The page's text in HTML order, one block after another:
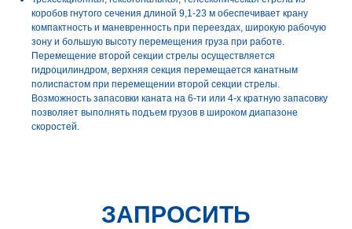
коробов гнутого сечения длиной 9,1-23 м обеспечивает крану
компактность и маневренность при переездах, широкую рабочую
зону и большую высоту перемещения груза при работе.
Перемещение второй секции стрелы осуществляется
гидроцилиндром, верхняя секция перемещается канатным
полиспастом при перемещении второй секции стрелы.
Возможность запасовки каната на 6-ти или 4-х кратную запасовку
позволяет выполнять подъем грузов в широком диапазоне
скоростей.
ЗАПРОСИТЬ